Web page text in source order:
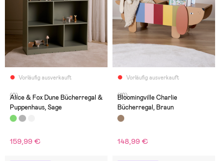
Vorläufig ausverkauft
(0)
Alice & Fox Dune Bücherregal &
Puppenhaus, Sage
159,99 €
Vorläufig ausverkauft
(10)
Bloomingville Charlie
Bücherregal, Braun
148,99 €